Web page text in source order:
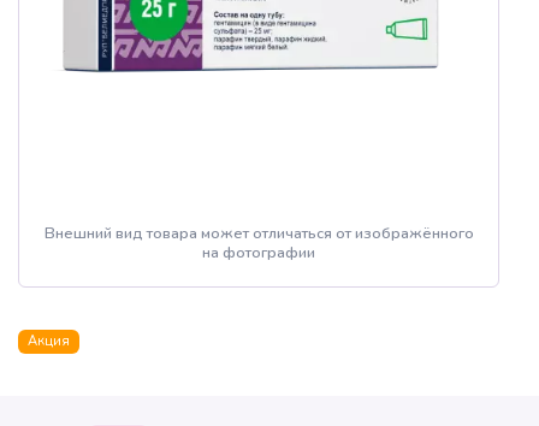
Внешний вид товара может отличаться от изображённого
на фотографии
Акция